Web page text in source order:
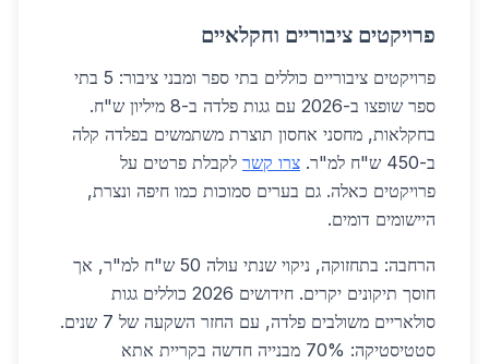
פרויקטים ציבוריים וחקלאיים
פרויקטים ציבוריים כוללים בתי ספר ומבני ציבור: 5 בתי
ספר שופצו ב-2026 עם גגות פלדה ב-8 מיליון ש"ח.
בחקלאות, מחסני אחסון תוצרת משתמשים בפלדה קלה
ב-450 ש"ח למ"ר.
צרו קשר לקבלת פרטים על
פרויקטים כאלה. גם בערים סמוכות כמו חיפה ונצרת,
היישומים דומים.
הרחבה: בתחזוקה, ניקוי שנתי עולה 50 ש"ח למ"ר, אך
חוסך תיקונים יקרים. חידושים 2026 כוללים גגות
סולאריים משולבים פלדה, עם החזר השקעה של 7 שנים.
סטטיסטיקה: 70% מבנייה חדשה בקריית אתא